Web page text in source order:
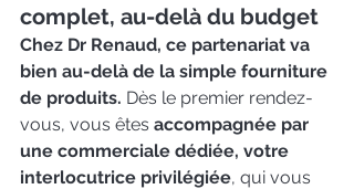
complet, au-delà du budget
Chez Dr Renaud, ce partenariat va
bien au-delà de la simple fourniture
de produits. Dès le premier rendez-
vous, vous êtes accompagnée par
une commerciale dédiée, votre
interlocutrice privilégiée, qui vous